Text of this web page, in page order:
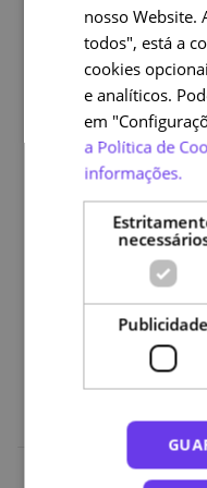
nos Negócios
• Módulo 3:
Industriais
• Módulo 4: IA na
Parte 3 - IA na
• Módulo 5:
• Módulo 6: IA na
Parte 4 - Tendências
Empresas
• Módulo 7:
• Módulo 8: Desafios
nosso Website.
todos", está a
cookies
e analíticos.
em
a Política de
informações.
Publicidade